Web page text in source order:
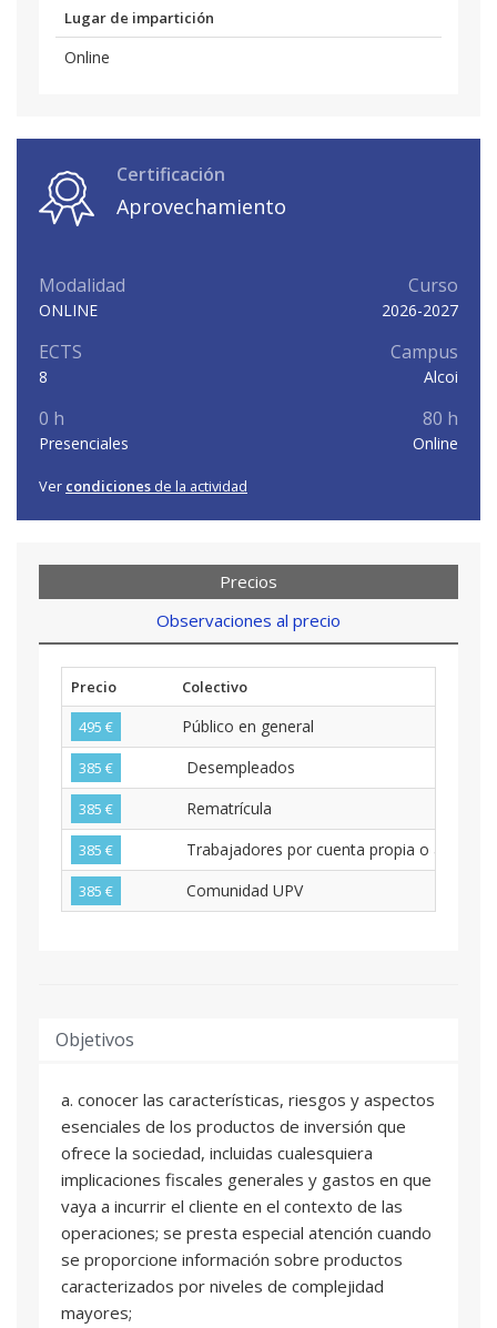
Lugar de impartición
Online
Certificación
Aprovechamiento
Modalidad
ONLINE
Curso
2026-2027
ECTS
8
Campus
Alcoi
0 h
Presenciales
80 h
Online
Ver condiciones de la actividad
Precios
Observaciones al precio
Precio
Colectivo
495 €
Público en general
385 € Desempleados
385 € Rematrícula
385 € Trabajadores por cuenta propia o ajena
385 € Comunidad UPV
Objetivos
a. conocer las características, riesgos y aspectos
esenciales de los productos de inversión que
ofrece la sociedad, incluidas cualesquiera
implicaciones fiscales generales y gastos en que
vaya a incurrir el cliente en el contexto de las
operaciones; se presta especial atención cuando
se proporcione información sobre productos
caracterizados por niveles de complejidad
mayores;